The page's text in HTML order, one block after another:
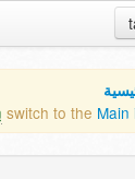
switch to the Main